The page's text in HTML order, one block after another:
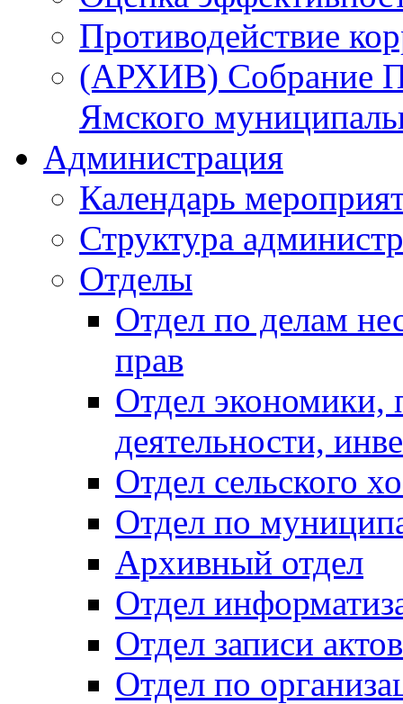
Противодействие
(АРХИВ) Собрание
Ямского
Администрация
Календарь
Структура
Отделы
Отдел по делам
прав
Отдел экономики,
деятельности,
Отдел сельского
Отдел по
Архивный отдел
Отдел
Отдел записи
Отдел по